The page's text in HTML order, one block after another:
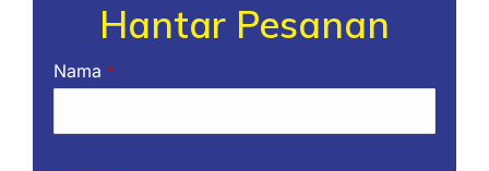
Hantar Pesanan
Nama *